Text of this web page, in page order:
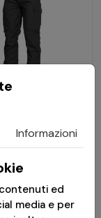
Militari BDU
Neri -
Informazioni
ed
media e per